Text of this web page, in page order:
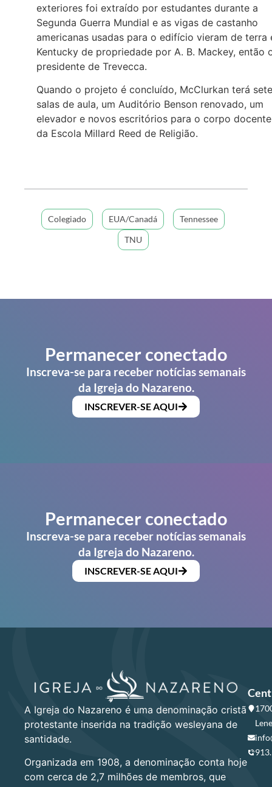
exteriores foi extraído por estudantes durante a
Segunda Guerra Mundial e as vigas de castanho
americanas usadas para o edifício vieram de terra
Kentucky de propriedade por A. B. Mackey, então
presidente de Trevecca.
Quando o projeto é concluído, McClurkan terá sete
salas de aula, um Auditório Benson renovado, um
elevador e novos escritórios para o corpo docente
da Escola Millard Reed de Religião.
Colegiado EUA/Canadá
Tennessee
TNU
Permanecer conectado
Inscreva-se para receber notícias semanais
da Igreja do Nazareno.
INSCREVER-SE AQUI
Permanecer conectado
Inscreva-se para receber notícias semanais
da Igreja do Nazareno.
INSCREVER-SE AQUI
A Igreja do Nazareno é uma denominação cristã
protestante inserida na tradição wesleyana de
santidade.
Organizada em 1908, a denominação conta hoje
com cerca de 2,7 milhões de membros, que